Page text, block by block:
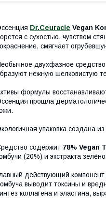
Dr.Ceuracle Vegan
с сухостью, чувством
смягчает
двухфазное средство
нежную шелковистую
формулы
прошла
упаковка создана
содержит 78% Vegan
(20%) и экстракта
действующий
выводит токсины и
коллагена и эластина,